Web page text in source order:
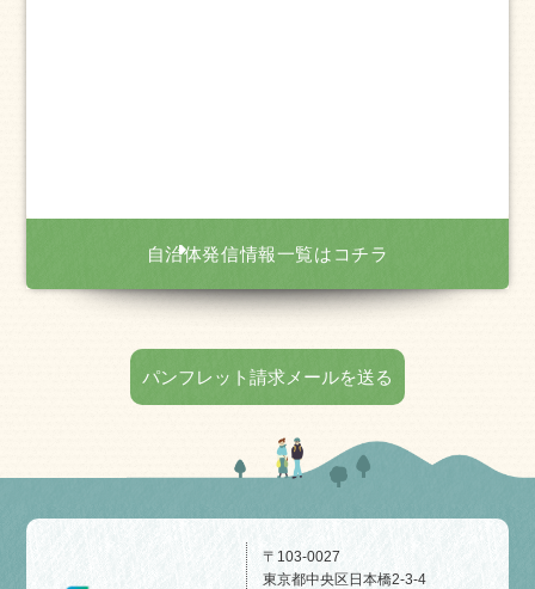
自治体発信情報一覧はコチラ
パンフレット請求メールを送る
〒103-0027
東京都中央区日本橋2-3-4